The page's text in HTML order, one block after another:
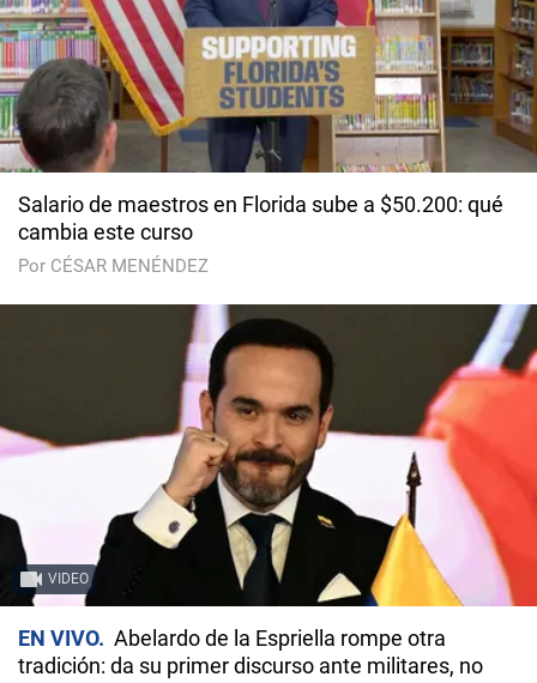
Salario de maestros en Florida sube a $50.200: qué
cambia este curso
Por CÉSAR MENÉNDEZ
VIDEO
EN VIVO
Abelardo de la Espriella rompe otra
tradición: da su primer discurso ante militares, no